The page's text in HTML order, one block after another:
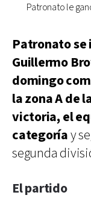
Patronato le
Patronato se
Guillermo
domingo
la zona A de
victoria, el
categoríay
segunda
El partido